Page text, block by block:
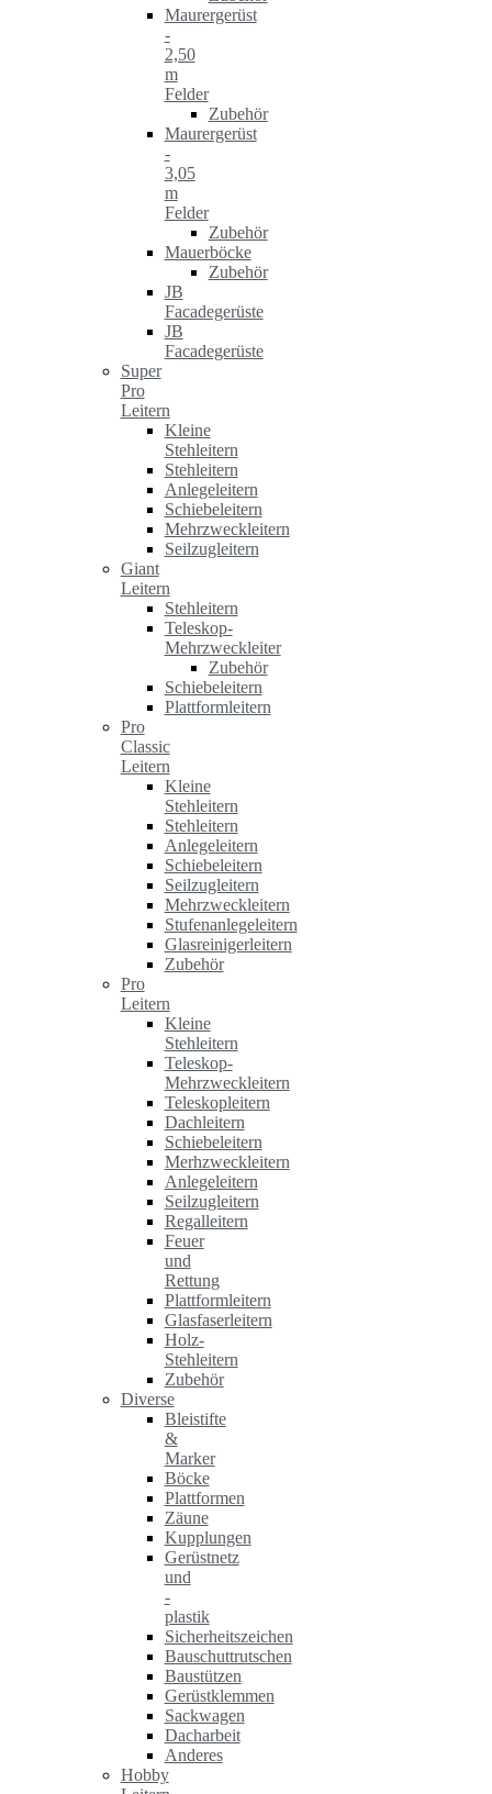
Maurergerüst
-
2,50
m
Felder
Zubehör
Maurergerüst
-
3,05
m
Felder
Zubehör
Mauerböcke
Zubehör
JB
Facadegerüste
JB
Facadegerüste
Super
Pro
Leitern
Kleine
Stehleitern
Stehleitern
Anlegeleitern
Schiebeleitern
Mehrzweckleitern
Seilzugleitern
Giant
Leitern
Stehleitern
Teleskop-
Mehrzweckleiter
Zubehör
Schiebeleitern
Plattformleitern
Pro
Classic
Leitern
Kleine
Stehleitern
Stehleitern
Anlegeleitern
Schiebeleitern
Seilzugleitern
Mehrzweckleitern
Stufenanlegeleitern
Glasreinigerleitern
Zubehör
Pro
Leitern
Kleine
Stehleitern
Teleskop-
Mehrzweckleitern
Teleskopleitern
Dachleitern
Schiebeleitern
Merhzweckleitern
Anlegeleitern
Seilzugleitern
Regalleitern
Feuer
und
Rettung
Plattformleitern
Glasfaserleitern
Holz-
Stehleitern
Zubehör
Diverse
Bleistifte
&
Marker
Böcke
Plattformen
Zäune
Kupplungen
Gerüstnetz
und
-
plastik
Sicherheitszeichen
Bauschuttrutschen
Baustützen
Gerüstklemmen
Sackwagen
Dacharbeit
Anderes
Hobby